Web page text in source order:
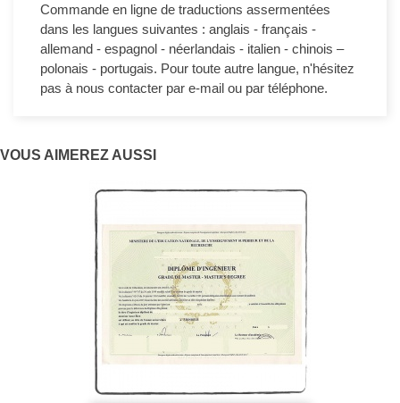
Commande en ligne de traductions assermentées
dans les langues suivantes : anglais - français -
allemand - espagnol - néerlandais - italien - chinois –
polonais - portugais. Pour toute autre langue, n'hésitez
pas à nous contacter par e-mail ou par téléphone.
VOUS AIMEREZ AUSSI